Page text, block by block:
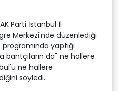
Parti İstanbul İl
Merkezi'nde düzenlediği
yaptığı
bantçıların da" ne hallere
ne hallere
söyledi.